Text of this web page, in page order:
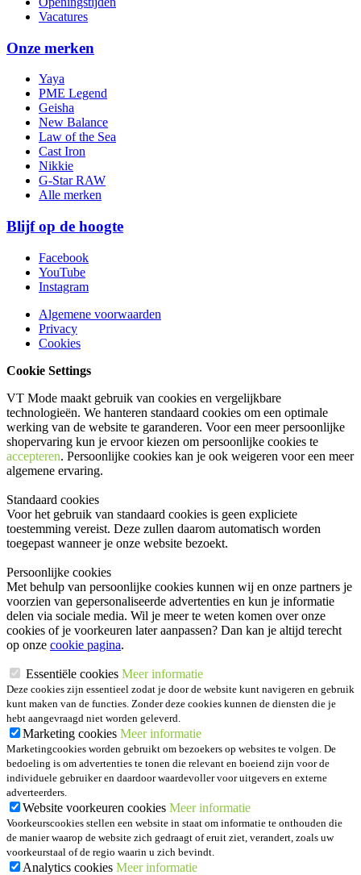
Vacatures
Onze merken
Yaya
PME Legend
Geisha
New Balance
Law of the Sea
Cast Iron
Nikkie
G-Star RAW
Alle merken
Blijf op de hoogte
Facebook
YouTube
Instagram
Algemene voorwaarden
Privacy
Cookies
Cookie Settings
VT Mode maakt gebruik van cookies en vergelijkbare
technologieën. We hanteren standaard cookies om een optimale
werking van de website te garanderen. Voor een meer persoonlijke
shopervaring kun je ervoor kiezen om persoonlijke cookies te
accepteren. Persoonlijke cookies kan je ook weigeren voor een meer
algemene ervaring.
Standaard cookies
Voor het gebruik van standaard cookies is geen expliciete
toestemming vereist. Deze zullen daarom automatisch worden
toegepast wanneer je onze website bezoekt.
Persoonlijke cookies
Met behulp van persoonlijke cookies kunnen wij en onze partners je
voorzien van gepersonaliseerde advertenties en kun je informatie
delen via sociale media. Wil je meer te weten komen over onze
cookies of je voorkeuren later aanpassen? Dan kan je altijd terecht
op onze cookie pagina.
Essentiële cookies Meer informatie
Deze cookies zijn essentieel zodat je door de website kunt navigeren en gebruik
kunt maken van de functies. Zonder deze cookies kunnen de diensten die je
hebt aangevraagd niet worden geleverd.
Marketing cookies Meer informatie
Marketingcookies worden gebruikt om bezoekers op websites te volgen. De
bedoeling is om advertenties te tonen die relevant en boeiend zijn voor de
individuele gebruiker en daardoor waardevoller voor uitgevers en externe
adverteerders.
Website voorkeuren cookies Meer informatie
Voorkeurscookies stellen een website in staat om informatie te onthouden die
de manier waarop de website zich gedraagt of eruit ziet, verandert, zoals uw
voorkeurstaal of de regio waarin u zich bevindt.
Analytics cookies Meer informatie